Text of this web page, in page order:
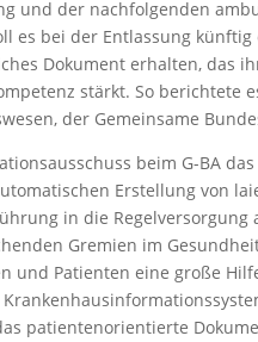
und der nachfolgenden
es bei der Entlassung
Dokument erhalten, das
stärkt. So berichtete
der Gemeinsame
beim G-BA
Erstellung von
in die
Gremien im
und Patienten eine große
patientenorientierte